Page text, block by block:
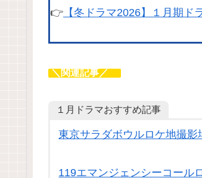
👉 【冬ドラマ2026】１月期ド
＼関連記事／
１月ドラマおすすめ記事
東京サラダボウルロケ地撮影
119エマンジェンシーコール